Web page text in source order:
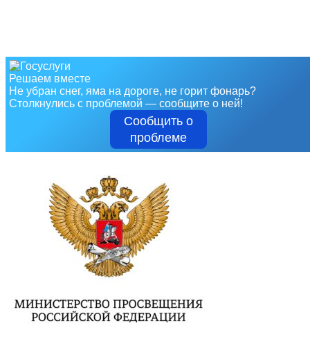
Решаем вместе
Не убран снег, яма на дороге, не горит фонарь?
Столкнулись с проблемой — сообщите о ней!
Сообщить о
проблеме